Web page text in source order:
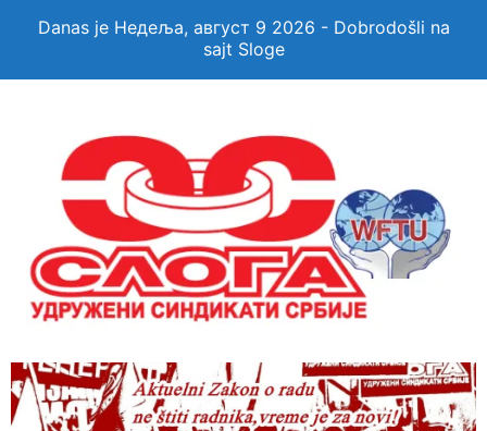
Danas je Недеља, август 9 2026 - Dobrodošli na
sajt Sloge